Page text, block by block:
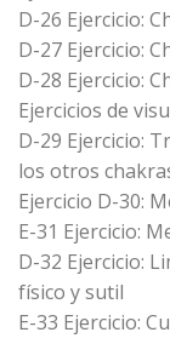
D-26 Ejercicio:
D-27 Ejercicio:
D-28 Ejercicio:
Ejercicios de
D-29 Ejercicio:
los otros
Ejercicio D-30:
E-31 Ejercicio:
D-32 Ejercicio:
físico y sutil
E-33 Ejercicio: